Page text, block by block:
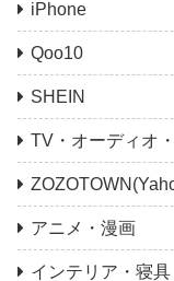
iPhone
Qoo10
SHEIN
TV・オーディオ
アニメ・漫画
インテリア・寝